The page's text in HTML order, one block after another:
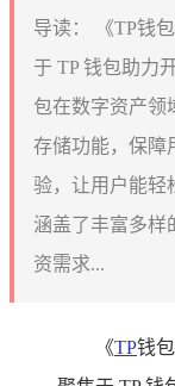
导读：
《TP钱
于 TP 钱包助力
包在数字资产领
存储功能，保障
验，让用户能轻
涵盖了丰富多样
资需求...
《TP钱